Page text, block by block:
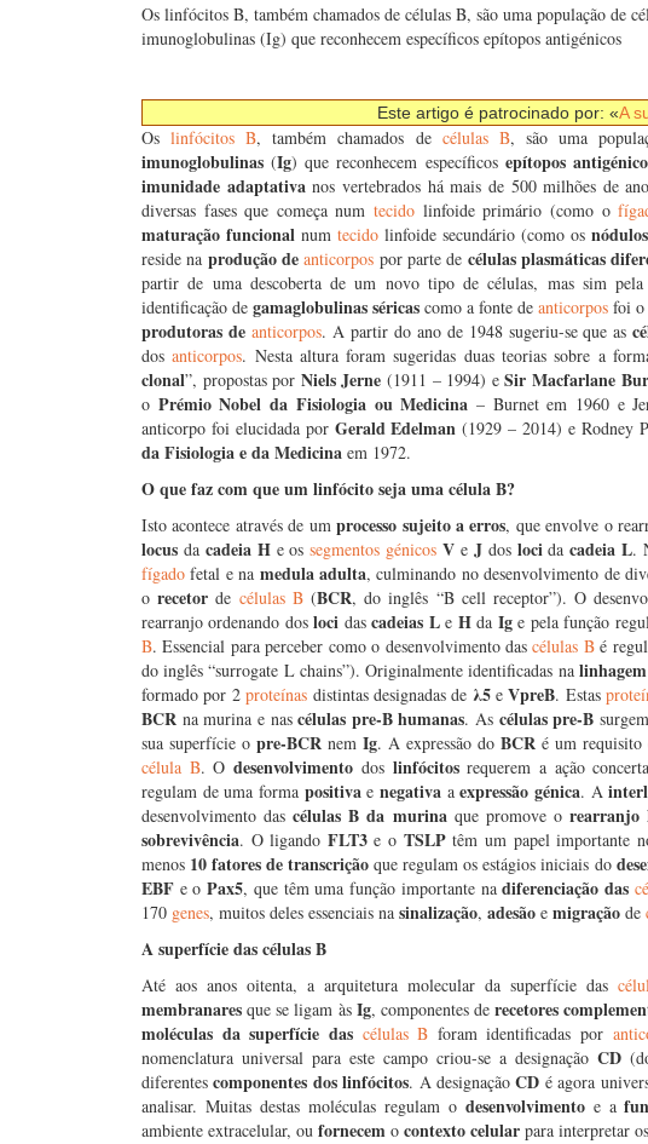
Os linfócitos B, também chamados de células B, são uma população de
imunoglobulinas (Ig) que reconhecem específicos epítopos antigénicos
Este artigo é patrocinado por: «A
Oslinfócitos B, também chamados de células B, são uma
imunoglobulinas (Ig) que reconhecem específicos epítopos
imunidade adaptativanos vertebrados há mais de 500 milhões de
diversas fases que começa numtecido linfoide primário (como o
maturação funcional numtecido linfoide secundário (como os
reside na produção deanticorpos por parte de células plasmáticas
partir de uma descoberta de um novo tipo de células, mas sim
identificação de gamaglobulinasséricas como a fonte de anticorpos foi o
produtoras de anticorpos. A partir do ano de 1948 sugeriu-se que as
dosanticorpos. Nesta altura foram sugeridas duas teorias sobre a
clonal”, propostas por Niels Jerne (1911 – 1994) eSir Macfarlane
o Prémio Nobel da Fisiologia ou Medicina – Burnet em 1960 e
anticorpo foi elucidada por Gerald Edelman (1929 – 2014) e Rodney
da Fisiologia e da Medicina em 1972.
O que faz com que um linfócito seja uma célula B?
Isto acontece através de umprocesso sujeito a erros, que envolve o
locus da cadeia He ossegmentos génicos V e Jdos locidacadeia L.
fígado fetal e na medula adulta, culminando no desenvolvimento de
orecetor de células B(BCR, do inglês “B cell receptor”). O
rearranjo ordenando dosloci dascadeias Le Hda Ige pela função
B. Essencial para perceber como o desenvolvimento dascélulas Bé
do inglês “surrogate L chains”). Originalmente identificadas na
formado por 2proteínas distintas designadas de λ5eVpreB. Estas
BCR na murina e nascélulas pre-B humanas. As células pre-B
sua superfície o pre-BCR nem Ig. A expressão do BCR é um requisito
célula B. Odesenvolvimento dos linfócitosrequerem a ação
regulam de uma forma positivae negativaaexpressão génica. A
desenvolvimento dascélulas B da murinaque promove o rearranjo
sobrevivência. O ligando FLT3e o TSLPtêm um papel importante
menos 10 fatores de transcrição que regulam os estágios iniciais do
EBF e oPax5, que têm uma função importante nadiferenciação das
170 genes, muitos deles essenciais na sinalização, adesão e migração de
A superfície das células B
Até aos anos oitenta, a arquitetura molecular da superfície das
membranares que se ligam às Ig, componentes derecetores
moléculas da superfície das células B foram identificadas por
nomenclatura universal para este campo criou-se a designação CD
diferentescomponentes dos linfócitos. A designaçãoCD é agora
analisar. Muitas destas moléculas regulam o desenvolvimentoe a
ambiente extracelular, ou fornecem o contextocelular para interpretar